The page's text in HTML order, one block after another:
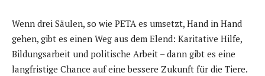
Wenn drei Säulen, so wie PETA es umsetzt, Hand in Hand
gehen, gibt es einen Weg aus dem Elend: Karitative Hilfe,
Bildungsarbeit und politische Arbeit – dann gibt es eine
langfristige Chance auf eine bessere Zukunft für die Tiere.